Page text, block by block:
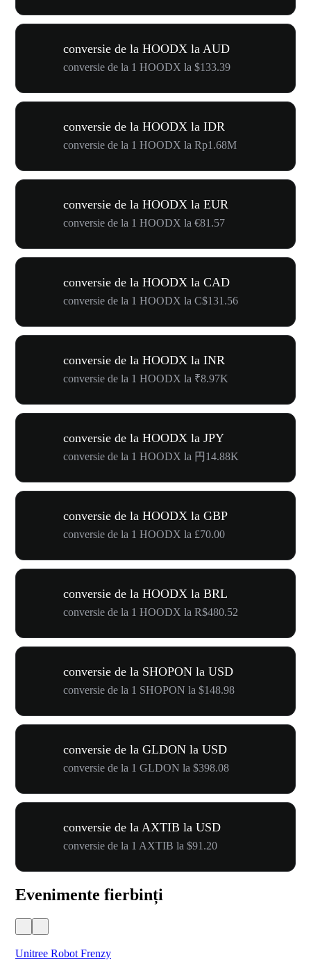
conversie de la HOODX la AUD
conversie de la 1 HOODX la $133.39
conversie de la HOODX la IDR
conversie de la 1 HOODX la Rp1.68M
conversie de la HOODX la EUR
conversie de la 1 HOODX la €81.57
conversie de la HOODX la CAD
conversie de la 1 HOODX la C$131.56
conversie de la HOODX la INR
conversie de la 1 HOODX la ₹8.97K
conversie de la HOODX la JPY
conversie de la 1 HOODX la 円14.88K
conversie de la HOODX la GBP
conversie de la 1 HOODX la £70.00
conversie de la HOODX la BRL
conversie de la 1 HOODX la R$480.52
conversie de la SHOPON la USD
conversie de la 1 SHOPON la $148.98
conversie de la GLDON la USD
conversie de la 1 GLDON la $398.08
conversie de la AXTIB la USD
conversie de la 1 AXTIB la $91.20
Evenimente fierbinți
Unitree Robot Frenzy